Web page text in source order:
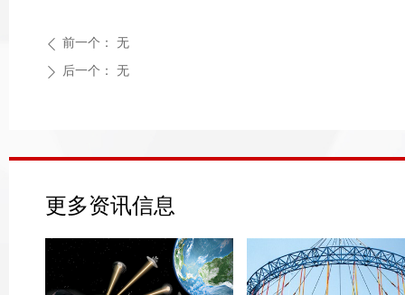
ꄴ 前一个： 无
ꄲ 后一个： 无
更多资讯信息